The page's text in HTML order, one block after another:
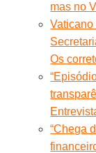
mas no
Os
“Chega